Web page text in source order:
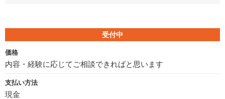
受付中
価格
内容・経験に応じてご相談できればと思います
支払い方法
現金